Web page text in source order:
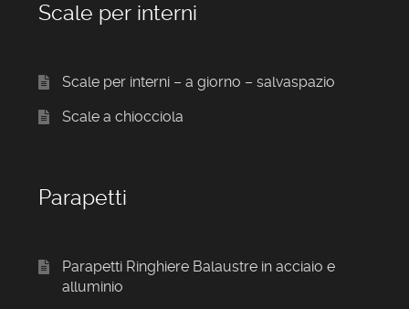
Scale per interni
Scale per interni – a giorno – salvaspazio
Scale a chiocciola
Parapetti
Parapetti Ringhiere Balaustre in acciaio e
alluminio